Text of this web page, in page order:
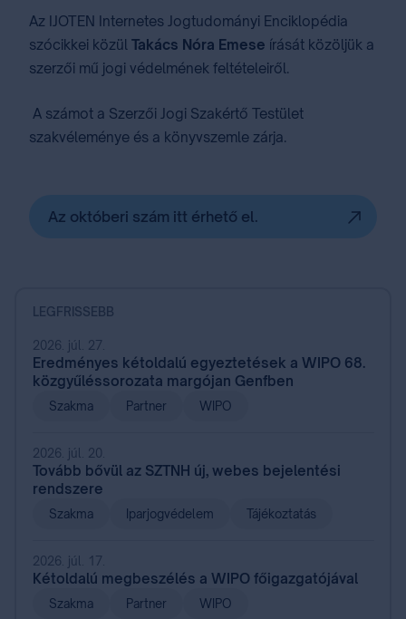
Az IJOTEN Internetes Jogtudományi Enciklopédia
szócikkei közül Takács Nóra Emese írását közöljük a
szerzői mű jogi védelmének feltételeiről.
A számot a Szerzői Jogi Szakértő Testület
szakvéleménye és a könyvszemle zárja.
Az októberi szám itt érhető el.
LEGFRISSEBB
2026. júl. 27.
Eredményes kétoldalú egyeztetések a WIPO 68.
közgyűléssorozata margójan Genfben
Szakma Partner WIPO
2026. júl. 20.
Tovább bővül az SZTNH új, webes bejelentési
rendszere
Szakma Iparjogvédelem Tájékoztatás
2026. júl. 17.
Kétoldalú megbeszélés a WIPO főigazgatójával
Szakma Partner WIPO